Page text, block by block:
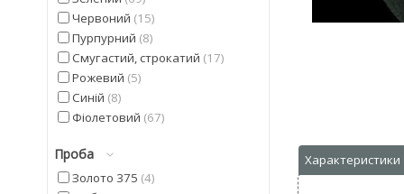
Червоний 15
Пурпурний 8
Смугастий, строкатий 17
Рожевий 5
Синій 8
Фіолетовий 67
Проба
Золото 375 4